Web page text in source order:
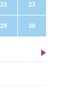
22 23
29 30